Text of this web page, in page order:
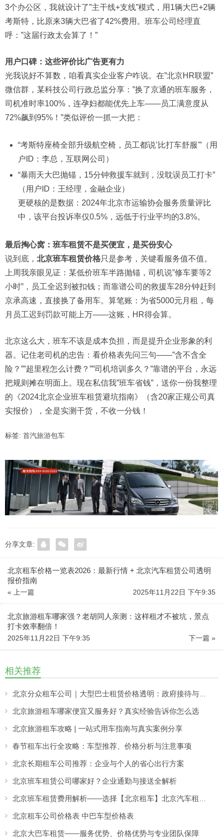
3个办公区，我就设计了”主干线+支线”模式，用1辆大巴+2辆
考斯特，比原来3辆大巴省了42%费用。班车公司经理直
呼：”这届行政太会算了！”
用户口碑：这些评价比广告更有力
光我说好不算数，咱看真实企业客户咋说。在”北京HR联盟”
微信群，某科技公司行政总监分享：”换了京通的班车服务，
司机准时率100%，连孕妇都能优先上车——员工满意度从
72%飙到95%！”类似评价一抓一大把：
“考斯特座椅全部升级航空椅，员工都说’比打车舒服'”（用
户ID：李总，互联网公司）
“暴雨天大巴抛锚，15分钟救援车就到，没耽误员工打卡”
（用户ID：王经理，金融企业）
更硬核的是数据：2024年北京市运输协会服务质量评比
中，该平台投诉率仅0.5%，远低于行业平均的3.8%。
最后掏心窝：班车租赁不是买便宜，是买份安心
说到底， 北京班车租赁价格只是参考，关键看服务值不值。
上周我亲眼见证：某低价班车半路抛锚，司机说”修车要等2
小时”，员工全迟到被扣钱；而靠谱公司的救援车28分钟赶到
京承高速，直接换了备用车。算笔账：为省5000元月租，每
月员工迟到罚款可能上万——这账，HR得会算。
北京这么大，班车不该是成本负担，而是提升企业形象的利
器。记住老司机的忠告：看价格表先问三句——”含不含全
险？””超里程怎么计费？””司机培训多久？”靠谱的平台，永远
把规则摊在明面上。现在私信我”班车省钱”，送你一份我整理
的《2024北京企业班车租赁避坑指南》（含20家正规公司真
实报价），全是实测干货，不收一分钱！
标签: 首汽旅游包车
分享文章:
北京租车价格一览表2026：最新行情 + 北京汽车租赁公司透明
报价指南
« 上一篇 2025年11月22日 下午9:35
北京旅游租车哪家强？老胡同人亲测：这样租才不被坑，景点
打卡效率翻倍！
下一篇 »
2025年11月22日 下午9:35
相关推荐
北京分众租车公司｜大型巴士租赁价格透明：政府接待与大型活动用车更省心
北京旅游租车哪家便宜又服务好？真实经验告诉你怎么选
北京旅游租车攻略 | 一站式用车指南与真实案例分享
春节租车出行全攻略：车型推荐、价格分析与注意事项
北京长期租车公司推荐：企业与个人的省心出行方案
北京班车租赁公司哪家好？企业通勤与接送全解析
北京班车租赁费用解析——选择【北京租车】北京汽车租赁更省心
北京租车公司价格表 中巴车型价格表
北京大巴车租赁——服务优势、价格优势与专业团队保障